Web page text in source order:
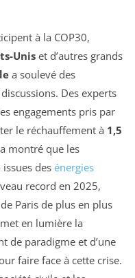
à la COP30,
Unis et d’autres grands
a soulevé des
Des experts
engagements pris par
le réchauffement à 1,5
montré que les
issues des énergies
record en 2025,
Paris de plus en plus
en lumière la
de paradigme et d’une
faire face à cette crise.